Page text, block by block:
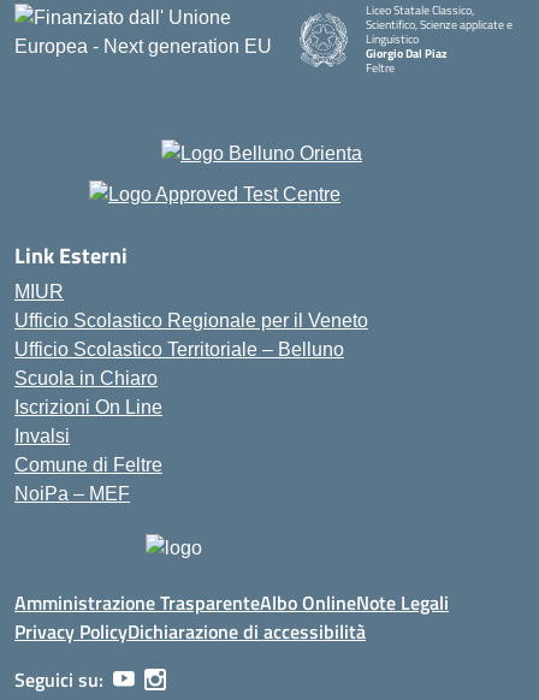
Liceo Statale Classico,
Scientifico, Scienze applicate e
Linguistico
Giorgio Dal Piaz
Feltre
Link Esterni
MIUR
Ufficio Scolastico Regionale per il Veneto
Ufficio Scolastico Territoriale – Belluno
Scuola in Chiaro
Iscrizioni On Line
Invalsi
Comune di Feltre
NoiPa – MEF
Amministrazione TrasparenteAlbo OnlineNote Legali
Privacy PolicyDichiarazione di accessibilità
Seguici su: